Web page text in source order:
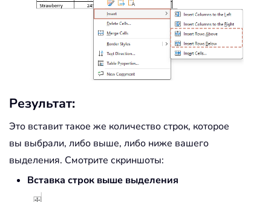
Результат:
Это вставит такое же количество строк, которое
вы выбрали, либо выше, либо ниже вашего
выделения. Смотрите скриншоты:
Вставка строк выше выделения